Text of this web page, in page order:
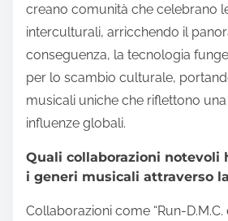
creano comunità che celebrano
interculturali, arricchendo il
conseguenza, la tecnologia
per lo scambio culturale,
musicali uniche che riflettono
influenze globali.
Quali collaborazioni notevoli
i generi musicali attraverso
Collaborazioni come “Run-D.M.C.